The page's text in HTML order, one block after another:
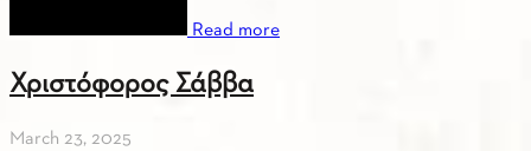
Read more
Χριστόφορος Σάββα
March 23, 2025